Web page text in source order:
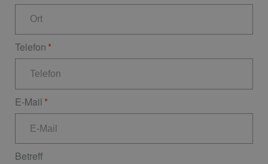
Telefon
E-Mail
Betreff